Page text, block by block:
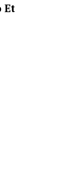
Et